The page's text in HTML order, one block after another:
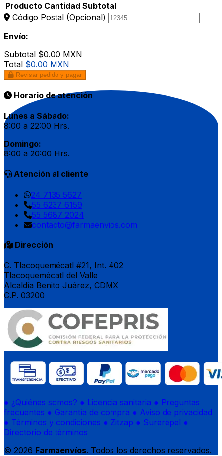
Producto Cantidad Subtotal
Código Postal (Opcional)
Envío:
Subtotal $0.00 MXN
Total $0.00 MXN
Revisar pedido y pagar
Horario de atención
Lunes a Sábado:
8:00 a 22:00 Hrs.
Domingo:
8:00 a 20:00 Hrs.
Atención al cliente
24 7135 5627
55 6237 6159
55 5687 2024
contacto@farmaenvios.com
Dirección
C. Tlacoquemécatl #21, Int. 402
Tlacoquemécatl del Valle
Alcaldía Benito Juárez, CDMX
C.P. 03200
● ¿Quiénes somos? ● Licencia sanitaria ● Preguntas
frecuentes ● Garantía de compra ● Aviso de privacidad
● Términos y condiciones ● Zitzap ● Surerepel ●
Directorio de términos
© 2026 Farmaenvíos. Todos los derechos reservados.